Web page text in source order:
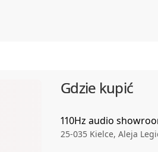
Gdzie kupić
110Hz audio
25-035 Kielce, Aleja